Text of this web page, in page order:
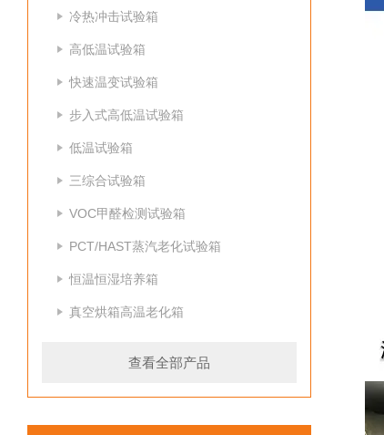
冷热冲击试验箱
高低温试验箱
快速温变试验箱
步入式高低温试验箱
低温试验箱
三综合试验箱
VOC甲醛检测试验箱
PCT/HAST蒸汽老化试验箱
恒温恒湿培养箱
真空烘箱高温老化箱
查看全部产品